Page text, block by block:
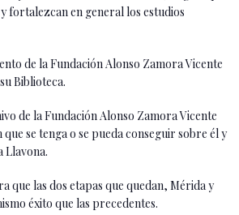
fortalezcan en general los estudios
de la Fundación Alonso Zamora Vicente
Biblioteca.
de la Fundación Alonso Zamora Vicente
se tenga o se pueda conseguir sobre él y
Llavona.
que las dos etapas que quedan, Mérida y
éxito que las precedentes.